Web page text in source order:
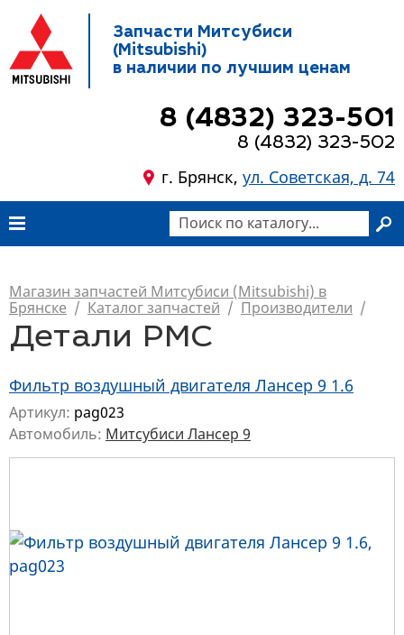
Запчасти Митсубиси
(Mitsubishi)
в наличии по лучшим ценам
8 (4832) 323-501
8 (4832) 323-502
г. Брянск, ул. Советская, д. 74
Магазин запчастей Митсубиси (Mitsubishi) в
Брянске / Каталог запчастей / Производители /
Детали PMC
Фильтр воздушный двигателя Лансер 9 1.6
Артикул: pag023
Автомобиль: Митсубиси Лансер 9